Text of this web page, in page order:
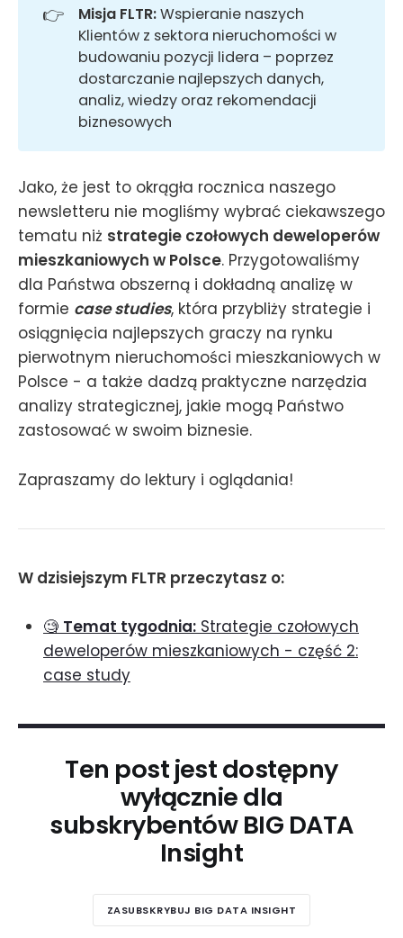
👉 Misja FLTR: Wspieranie naszych
Klientów z sektora nieruchomości w
budowaniu pozycji lidera – poprzez
dostarczanie najlepszych danych,
analiz, wiedzy oraz rekomendacji
biznesowych
Jako, że jest to okrągła rocznica naszego
newsletteru nie mogliśmy wybrać ciekawszego
tematu niż strategie czołowych deweloperów
mieszkaniowych w Polsce. Przygotowaliśmy
dla Państwa obszerną i dokładną analizę w
formie case studies, która przybliży strategie i
osiągnięcia najlepszych graczy na rynku
pierwotnym nieruchomości mieszkaniowych w
Polsce - a także dadzą praktyczne narzędzia
analizy strategicznej, jakie mogą Państwo
zastosować w swoim biznesie.
Zapraszamy do lektury i oglądania!
W dzisiejszym FLTR przeczytasz o:
🧐 Temat tygodnia: Strategie czołowych
deweloperów mieszkaniowych - część 2:
case study
Ten post jest dostępny
wyłącznie dla
subskrybentów BIG DATA
Insight
ZASUBSKRYBUJ BIG DATA INSIGHT